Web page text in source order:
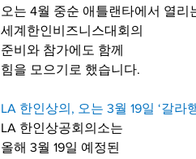
오는 4월 중순 애틀랜타에서 열리
세계한인비즈니스대회의
준비와 참가에도 함께
힘을 모으기로 했습니다.
LA 한인상의, 오는 3월 19일 ‘갈라
LA 한인상공회의소는
올해 3월 19일 예정된